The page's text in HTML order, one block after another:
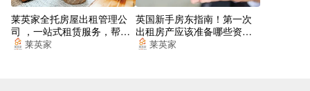
莱英家全托房屋出租管理公
司 ，一站式租赁服务，帮你
找到梦想的居所
莱英家
英国新手房东指南！第一次
出租房产应该准备哪些资
料？莱英家